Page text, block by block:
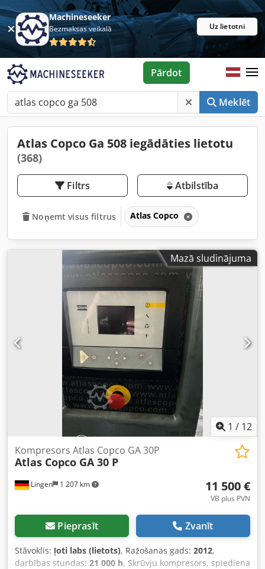
Machineseeker
Bezmaksas veikalā Uz lietotni
Meklēt
Pārdot
Atlas Copco Ga 508 iegādāties lietotu
(368)
Filtrs Atbilstība
Noņemt visus filtrus Atlas Copco
Mazā sludinājuma
1 / 12
Lingen 1 207 km
Kompresors Atlas Copco GA 30P
Atlas Copco GA 30 P
11 500 €
VB plus PVN
Pieprasīt Zvanīt
Stāvoklis: ļoti labs (lietots), Ražošanas gads: 2012,
darbības stundas: 21 000 h, Skrūvju kompresors, spiediena